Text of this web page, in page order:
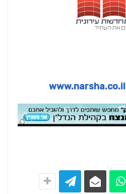
www.narsha.co.il